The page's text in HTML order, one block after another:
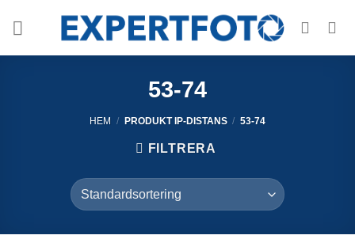
53-74
HEM / PRODUKT IP-DISTANS / 53-74
FILTRERA